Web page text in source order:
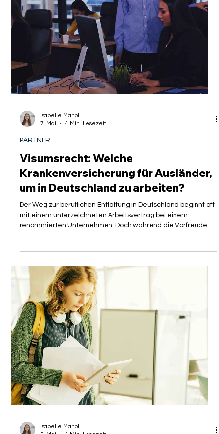
Isabelle Manoli
11. Mai
3 Min. Lesezeit
PARTNER
Ehegattenvisum: Welche
Krankenversicherung für
Der Zuzug nach Deutschland ist für viele Familien ein lang
ersehntes Ziel, markiert jedoch gleichzeitig den Beginn eines
komplexen bürokratischen Prozesses. Insbesondere für
ihre Partner im Rahmen des Familiennachzugs nachholen
möchten, stellen die rechtlichen Hürden oft eine
Herausforderung dar. Während der Schutz von Ehe und
Familie gemäß Artikel 6 des Grundgesetzes die
verfassungsrechtliche Basis bildet, scheiter
Isabelle Manoli
7. Mai
4 Min. Lesezeit
PARTNER
Visumsrecht: Welche
um in Deutschland zu arbeiten?